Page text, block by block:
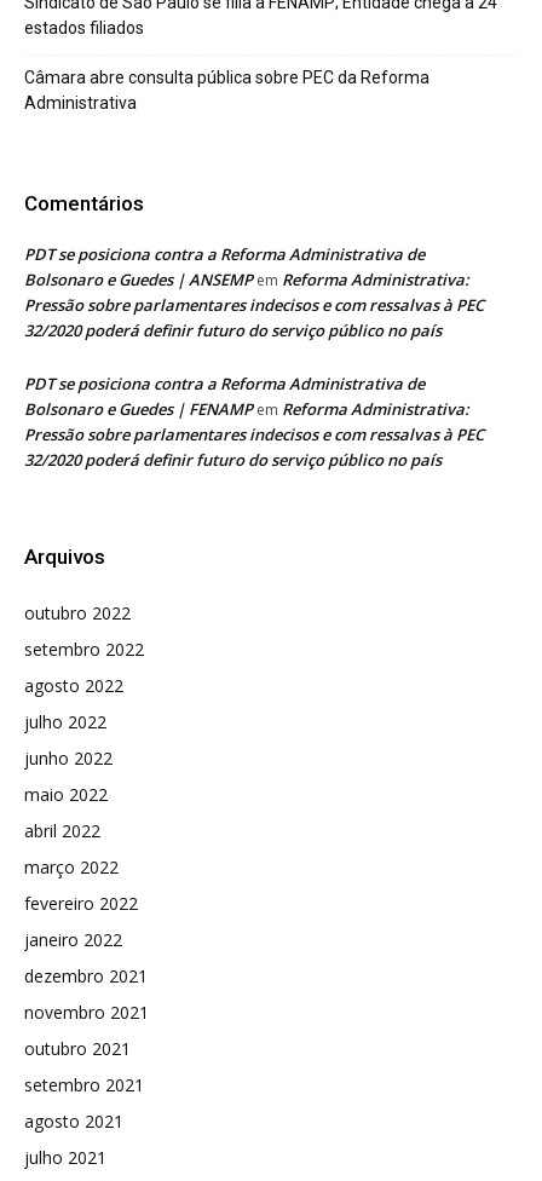
estados filiados
Câmara abre consulta pública sobre PEC da Reforma
Administrativa
Comentários
PDT se posiciona contra a Reforma Administrativa de
Bolsonaro e Guedes | ANSEMPem Reforma Administrativa:
Pressão sobre parlamentares indecisos e com ressalvas à PEC
32/2020 poderá definir futuro do serviço público no país
PDT se posiciona contra a Reforma Administrativa de
Bolsonaro e Guedes | FENAMPem Reforma Administrativa:
Pressão sobre parlamentares indecisos e com ressalvas à PEC
32/2020 poderá definir futuro do serviço público no país
Arquivos
outubro 2022
setembro 2022
agosto 2022
julho 2022
junho 2022
maio 2022
abril 2022
março 2022
fevereiro 2022
janeiro 2022
dezembro 2021
novembro 2021
outubro 2021
setembro 2021
agosto 2021
julho 2021